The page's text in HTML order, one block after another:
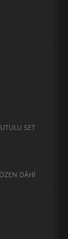
SET
DÂHİ